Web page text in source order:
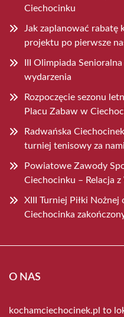
Ciechocinku
Jak zaplanować
projektu po pierwsze
III Olimpiada
wydarzenia
Rozpoczęcie sezonu
Placu Zabaw w
Radwańska
turniej tenisowy za nami
Powiatowe Zawody
Ciechocinku – Relacja
XIII Turniej Piłki
Ciechocinka
O NAS
kochamciechocinek.pl to